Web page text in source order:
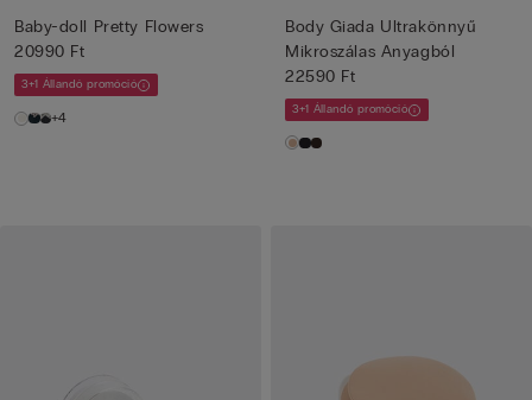
Baby-doll Pretty Flowers
20990 Ft
3+1 Állandó promóció
+4
Body Giada Ultrakönnyű
Mikroszálas Anyagból
22590 Ft
3+1 Állandó promóció